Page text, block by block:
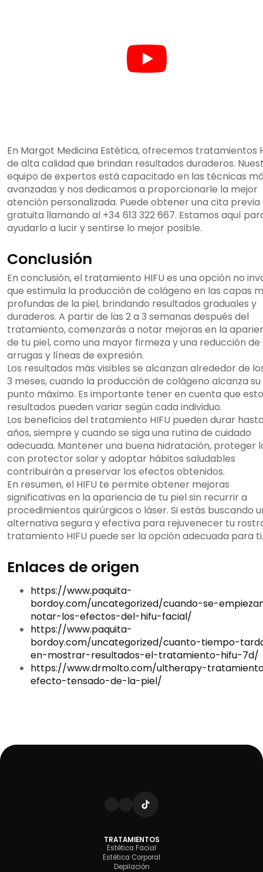
En Margot Medicina Estética, ofrecemos tratamientos
de alta calidad que brindan resultados duraderos.
equipo de expertos está capacitado en las técnicas
avanzadas y nos dedicamos a proporcionarle la mejor
atención personalizada. Puede obtener una cita previa
gratuita llamando al +34 613 322 667. Estamos aquí
ayudarlo a lucir y sentirse lo mejor posible.
Conclusión
En conclusión, el tratamiento HIFU es una opción no
que estimula la producción de colágeno en las capas
profundas de la piel, brindando resultados graduales y
duraderos. A partir de las 2 a 3 semanas después del
tratamiento, comenzarás a notar mejoras en la
de tu piel, como una mayor firmeza y una reducción de
arrugas y líneas de expresión.
Los resultados más visibles se alcanzan alrededor de
3 meses, cuando la producción de colágeno alcanza su
punto máximo. Es importante tener en cuenta que
resultados pueden variar según cada individuo.
Los beneficios del tratamiento HIFU pueden durar
años, siempre y cuando se siga una rutina de cuidado
adecuada. Mantener una buena hidratación, proteger
con protector solar y adoptar hábitos saludables
contribuirán a preservar los efectos obtenidos.
En resumen, el HIFU te permite obtener mejoras
significativas en la apariencia de tu piel sin recurrir a
procedimientos quirúrgicos o láser. Si estás buscando
alternativa segura y efectiva para rejuvenecer tu
tratamiento HIFU puede ser la opción adecuada para ti.
Enlaces de origen
https://www.paquita-
bordoy.com/uncategorized/cuando-se-
notar-los-efectos-del-hifu-facial/
https://www.paquita-
bordoy.com/uncategorized/cuanto-tiempo-
en-mostrar-resultados-el-tratamiento-hifu-7d/
https://www.drmolto.com/ultherapy-
efecto-tensado-de-la-piel/
TRATAMIENTOS
Estética Facial
Estética Corporal
Depilación